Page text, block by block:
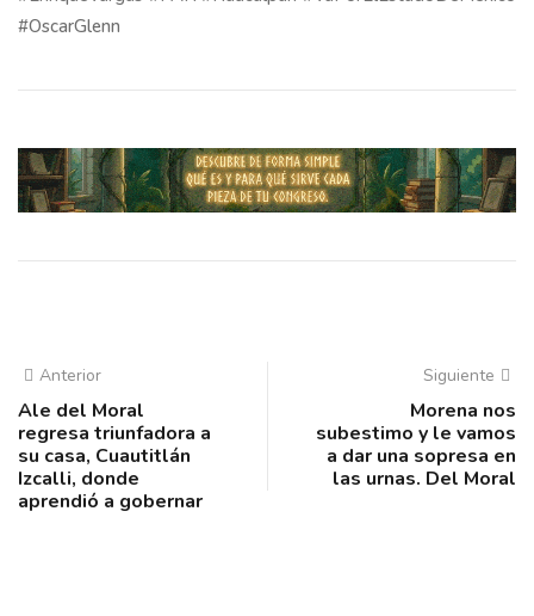
#OscarGlenn
Anterior
Ale del Moral
regresa triunfadora a
su casa, Cuautitlán
Izcalli, donde
aprendió a gobernar
Siguiente
Morena nos
subestimo y le vamos
a dar una sopresa en
las urnas. Del Moral